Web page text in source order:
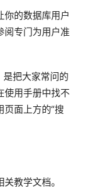
你的数据库用户
阅专门为用户准
把大家常问的
使用手册中找不
面上方的“搜
教学文档。